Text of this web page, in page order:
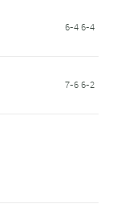
6-4 6-4
7-6 6-2